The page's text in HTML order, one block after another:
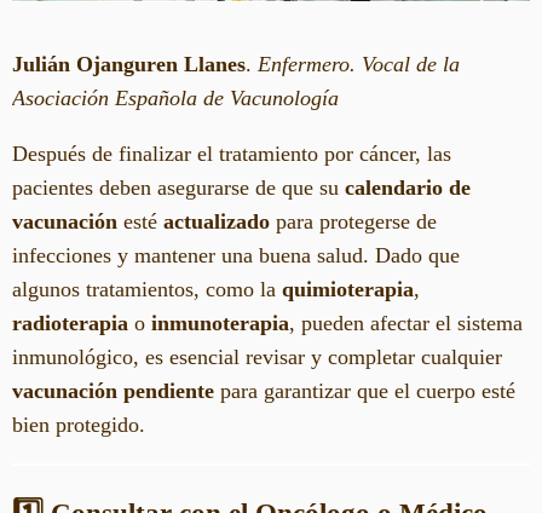
Julián Ojanguren Llanes. Enfermero. Vocal de la
Asociación Española de Vacunología
Después de finalizar el tratamiento por cáncer, las
pacientes deben asegurarse de que su calendario de
vacunación esté actualizado para protegerse de
infecciones y mantener una buena salud. Dado que
algunos tratamientos, como la quimioterapia,
radioterapia o inmunoterapia, pueden afectar el sistema
inmunológico, es esencial revisar y completar cualquier
vacunación pendiente para garantizar que el cuerpo esté
bien protegido.